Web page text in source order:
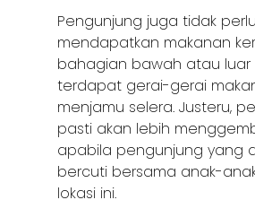
Pengunjung juga tidak
mendapatkan makanan
bahagian bawah atau luar
terdapat gerai-gerai
menjamu selera. Justeru,
pasti akan lebih
apabila pengunjung yang
bercuti bersama anak-
lokasi ini.